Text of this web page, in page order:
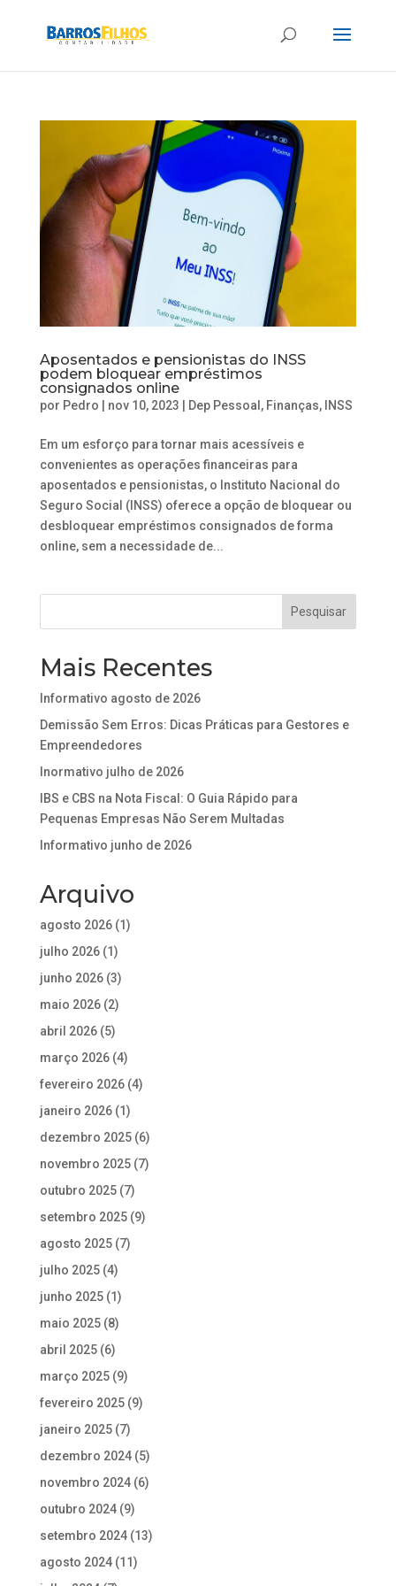
Aposentados e pensionistas do INSS
podem bloquear empréstimos
consignados online
por Pedro nov 10, 2023 Dep Pessoal , Finanças, INSS
Em um esforço para tornar mais acessíveis e
convenientes as operações financeiras para
aposentados e pensionistas, o Instituto Nacional do
Seguro Social (INSS) oferece a opção de bloquear ou
desbloquear empréstimos consignados de forma
online, sem a necessidade de...
Mais Recentes
Informativo agosto de 2026
Demissão Sem Erros: Dicas Práticas para Gestores e
Empreendedores
Inormativo julho de 2026
IBS e CBS na Nota Fiscal: O Guia Rápido para
Pequenas Empresas Não Serem Multadas
Informativo junho de 2026
Arquivo
agosto 2026(1)
julho 2026(1)
junho 2026(3)
maio 2026(2)
abril 2026(5)
março 2026(4)
fevereiro 2026(4)
janeiro 2026(1)
dezembro 2025(6)
novembro 2025(7)
outubro 2025(7)
setembro 2025(9)
agosto 2025(7)
julho 2025(4)
junho 2025(1)
maio 2025(8)
abril 2025(6)
março 2025(9)
fevereiro 2025(9)
janeiro 2025(7)
dezembro 2024(5)
novembro 2024(6)
outubro 2024(9)
setembro 2024(13)
agosto 2024(11)